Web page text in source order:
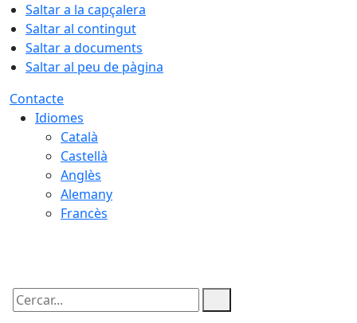
Saltar a la capçalera
Saltar al contingut
Saltar a documents
Saltar al peu de pàgina
Contacte
Idiomes
Català
Castellà
Anglès
Alemany
Francès
Cercar: